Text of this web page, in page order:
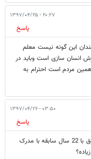
۲۰:۲۷ - ۱۳۹۷/۰۴/۲۵
پاسخ
این گونه نیست معلم
انسان سازی است وباید در
همین مردم است احترام به
۰۳:۵۰ - ۱۳۹۷/۰۴/۲۶
پاسخ
من کارمند رسمی هستم امسال با افزایش حقوق با 22 سال سابقه با مدرک